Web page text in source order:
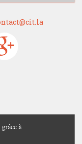
à